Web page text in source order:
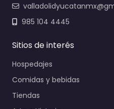
985 104 4445
Sitios de interés
Hospedajes
Comidas y bebidas
Tiendas